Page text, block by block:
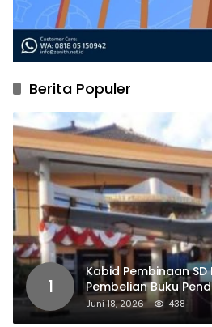
Berita Populer
1
Kabid Pembinaan
Pembelian Buku
Dipaksakan
Juni 18, 2026 438